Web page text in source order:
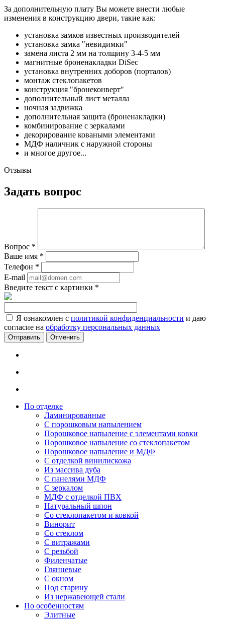
За дополнительную плату Вы можете внести любые
изменения в конструкцию двери, такие как:
установка замков известных производителей
установка замка "невидимки"
замена листа 2 мм на толщину 3-4-5 мм
магнитные броненакладки DiSec
установка внутренних доборов (порталов)
монтаж стеклопакетов
конструкция "бронеконверт"
дополнительный лист металла
ночная задвижка
дополнительная защита (броненакладки)
комбинирование с зеркалами
декорирование коваными элементами
МДФ наличник с наружной стороны
и многое другое...
Отзывы
Задать вопрос
Вопрос *
Ваше имя *
Телефон *
E-mail
Введите текст с картинки *
Я ознакомлен с политикой конфиденциальности и даю
согласие на обработку персональных данных
Отменить
По отделке
Ламинированные
С порошковым напылением
Порошковое напыление с элементами ковки
Порошковое напыление со стеклопакетом
Порошковое напыление и МДФ
С отделкой винилискожа
Из массива дуба
С панелями МДФ
С зеркалом
МДФ с отделкой ПВХ
Натуральный шпон
Со стеклопакетом и ковкой
Винорит
Со стеклом
С витражами
С резьбой
Филенчатые
Глянцевые
С окном
Под старину
Из нержавеющей стали
По особенностям
Элитные